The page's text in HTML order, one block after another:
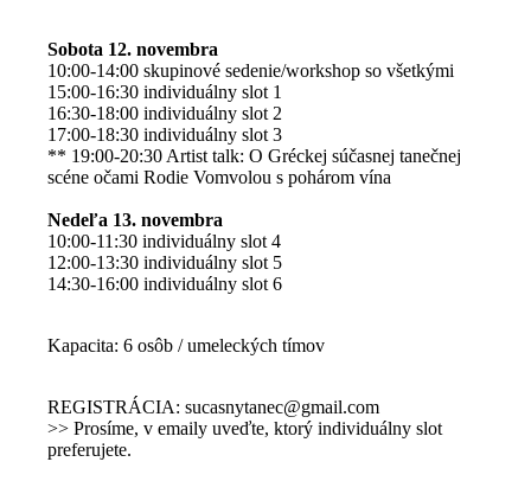
Sobota 12. novembra
10:00-14:00 skupinové sedenie/workshop so všetkými
15:00-16:30 individuálny slot 1
16:30-18:00 individuálny slot 2
17:00-18:30 individuálny slot 3
** 19:00-20:30 Artist talk: O Gréckej súčasnej tanečnej
scéne očami Rodie Vomvolou s pohárom vína
Nedeľa 13. novembra
10:00-11:30 individuálny slot 4
12:00-13:30 individuálny slot 5
14:30-16:00 individuálny slot 6
Kapacita: 6 osôb / umeleckých tímov
REGISTRÁCIA: sucasnytanec@gmail.com
>> Prosíme, v emaily uveďte, ktorý individuálny slot
preferujete.